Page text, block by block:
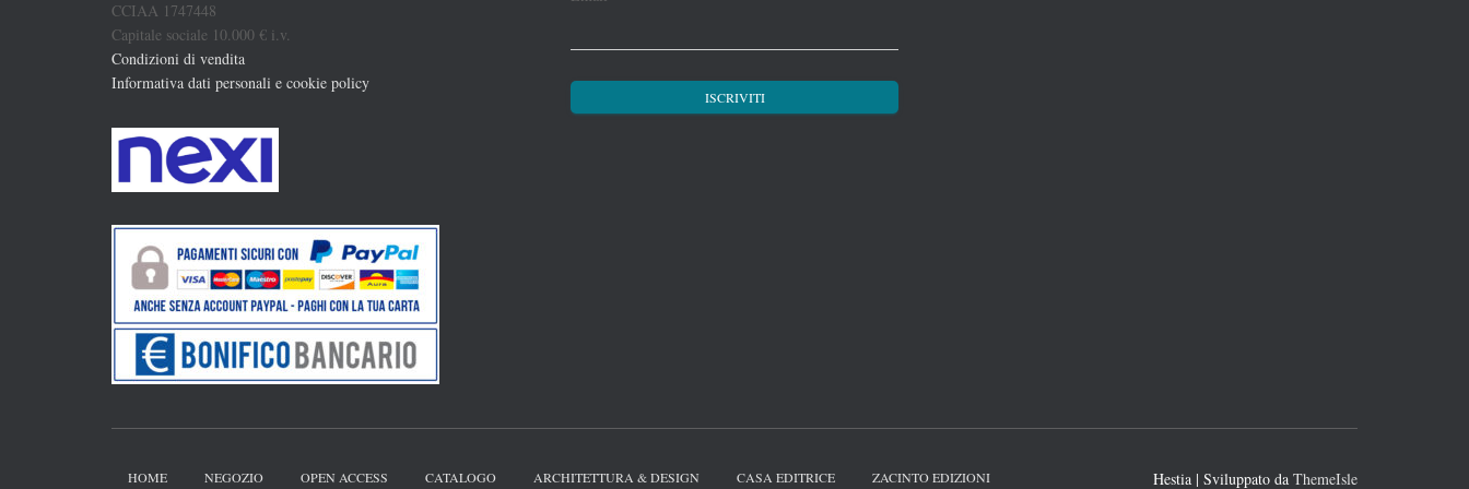
CCIAA 1747448
Capitale sociale 10.000 € i.v.
Condizioni di vendita
Informativa dati personali e cookie policy
HOME NEGOZIO OPEN ACCESS CATALOGO ARCHITETTURA & DESIGN CASA EDITRICE ZACINTO EDIZIONI Hestia | Sviluppato da ThemeIsle